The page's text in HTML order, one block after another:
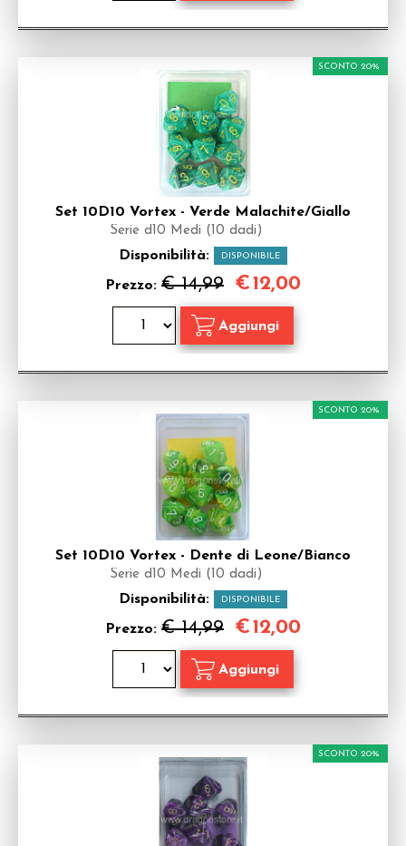
Set 10D10 Vortex - Verde Malachite/Giallo
Serie d10 Medi (10 dadi)
Disponibilità: DISPONIBILE
Prezzo: € 14,99
SCONTO 20%
€12,00
Set 10D10 Vortex - Dente di Leone/Bianco
Serie d10 Medi (10 dadi)
Disponibilità: DISPONIBILE
Prezzo: € 14,99
SCONTO 20%
€12,00
SCONTO 20%